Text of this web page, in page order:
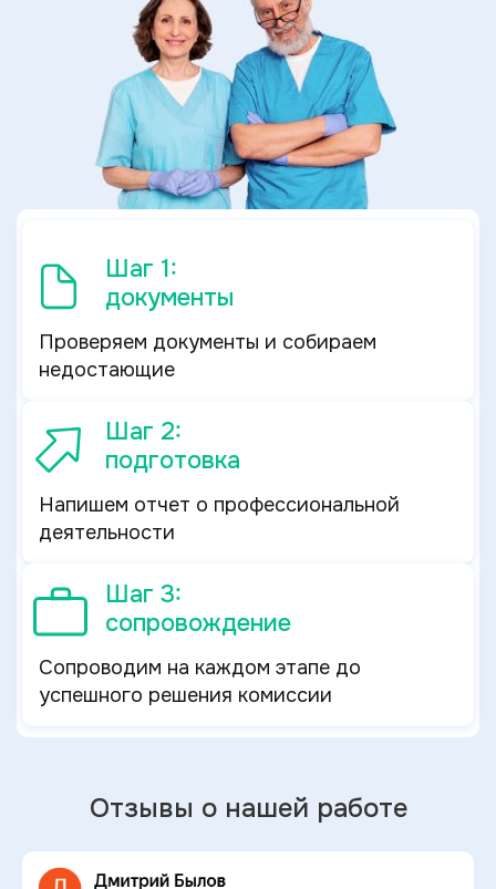
Шаг 1:
документы
Проверяем документы и собираем
недостающие
Шаг 2:
подготовка
Напишем отчет о профессиональной
деятельности
Шаг 3:
сопровождение
Сопроводим на каждом этапе до
успешного решения комиссии
Отзывы о нашей работе